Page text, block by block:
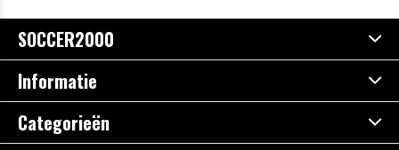
SOCCER2000
Informatie
Categorieën